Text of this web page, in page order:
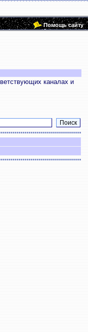
Помощь сайту
каналах и